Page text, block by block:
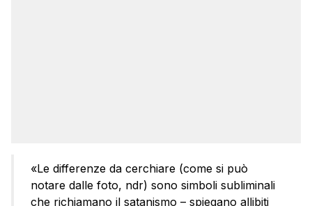
«Le differenze da cerchiare (come si può
notare dalle foto, ndr) sono simboli subliminali
che richiamano il satanismo – spiegano allibiti